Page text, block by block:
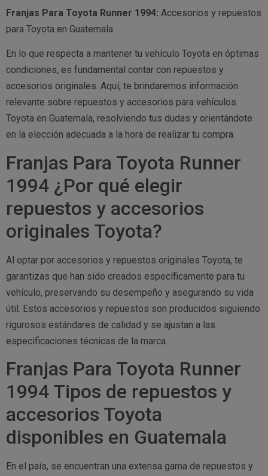
Franjas Para Toyota Runner 1994: Accesorios y repuestos
para Toyota en Guatemala
En lo que respecta a mantener tu vehículo Toyota en óptimas
condiciones, es fundamental contar con repuestos y
accesorios originales. Aquí, te brindaremos información
relevante sobre repuestos y accesorios para vehículos
Toyota en Guatemala, resolviendo tus dudas y orientándote
en la elección adecuada a la hora de realizar tu compra.
Franjas Para Toyota Runner
1994 ¿Por qué elegir
repuestos y accesorios
originales Toyota?
Al optar por accesorios y repuestos originales Toyota, te
garantizas que han sido creados específicamente para tu
vehículo, preservando su desempeño y asegurando su vida
útil. Estos accesorios y repuestos son producidos siguiendo
rigurosos estándares de calidad y se ajustan a las
especificaciones técnicas de la marca.
Franjas Para Toyota Runner
1994 Tipos de repuestos y
accesorios Toyota
disponibles en Guatemala
En el país, se encuentran una extensa gama de repuestos y